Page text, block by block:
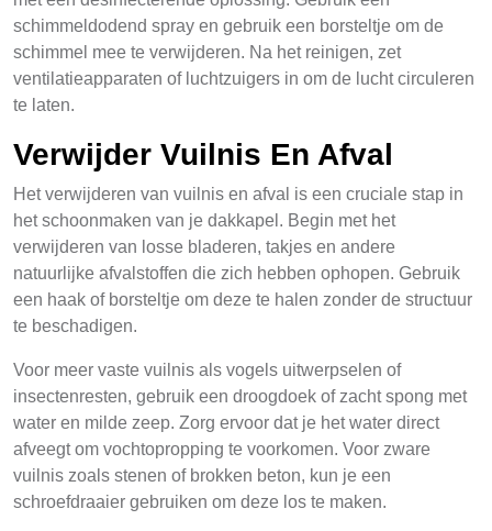
schimmeldodend spray en gebruik een borsteltje om de
schimmel mee te verwijderen. Na het reinigen, zet
ventilatieapparaten of luchtzuigers in om de lucht circuleren
te laten.
Verwijder Vuilnis En Afval
Het verwijderen van vuilnis en afval is een cruciale stap in
het schoonmaken van je dakkapel. Begin met het
verwijderen van losse bladeren, takjes en andere
natuurlijke afvalstoffen die zich hebben ophopen. Gebruik
een haak of borsteltje om deze te halen zonder de structuur
te beschadigen.
Voor meer vaste vuilnis als vogels uitwerpselen of
insectenresten, gebruik een droogdoek of zacht spong met
water en milde zeep. Zorg ervoor dat je het water direct
afveegt om vochtopropping te voorkomen. Voor zware
vuilnis zoals stenen of brokken beton, kun je een
schroefdraaier gebruiken om deze los te maken.